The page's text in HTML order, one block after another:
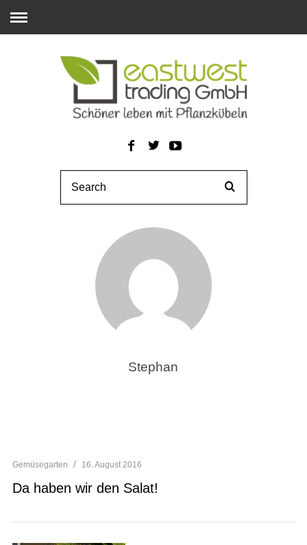
Stephan
Gemüsegarten 16. August 2016
Da haben wir den Salat!